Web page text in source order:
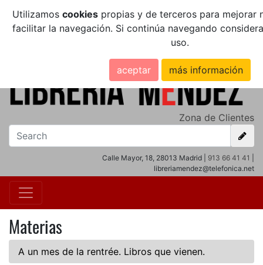
Utilizamos cookiespropias y de terceros para mejorar
facilitar la navegación. Si continúa navegando
uso.
aceptar más información
Zona de Clientes
Calle Mayor, 18, 28013 Madrid | 913 66 41 41
libreriamendez@telefonica.net
Materias
A un mes de la rentrée. Libros que vienen.